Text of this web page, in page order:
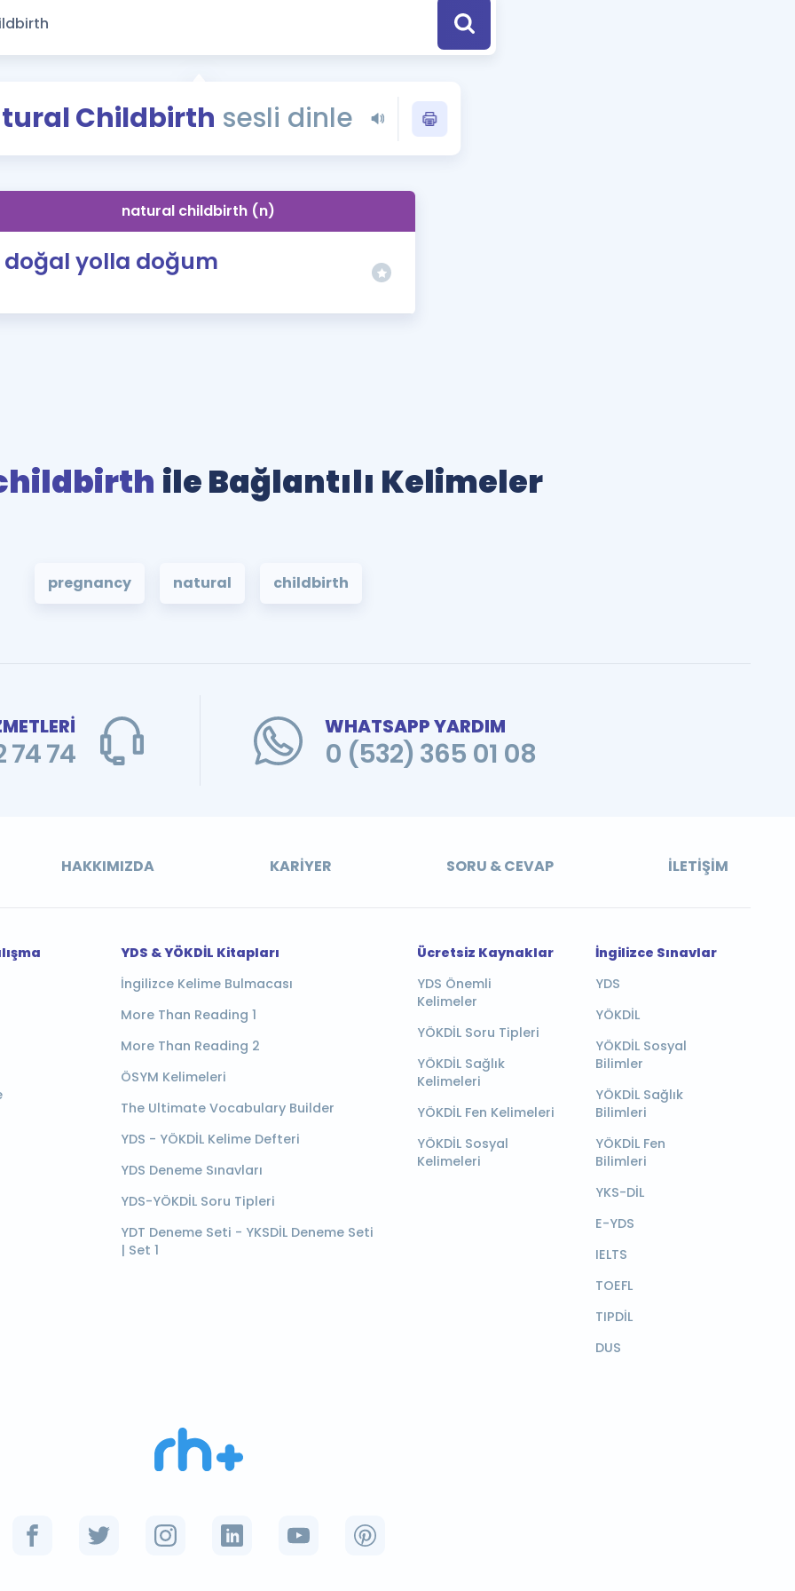
Eğitim ve Kitaplara Özel Fırsatlar
YDS - YÖKDİL Tüm Sınavlarla İlgili Haberler
İngilizce Gramer
İngilizce Gramer ve Konu Anlatımı
Childbirth sesli dinle
natural childbirth (n)
doğal yolla doğum
ile Bağlantılı Kelimeler
pregnancy natural childbirth
74
WHATSAPP YARDIM
0 (532) 365 01 08
HAKKIMIZDA KARIYER SORU & CEVAP İLETIŞIM
YDS & YÖKDİL Kitapları
İngilizce Kelime Bulmacası
More Than Reading 1
More Than Reading 2
ÖSYM Kelimeleri
The Ultimate Vocabulary Builder
YDS - YÖKDİL Kelime Defteri
YDS Deneme Sınavları
YDS-YÖKDİL Soru Tipleri
YDT Deneme Seti - YKSDİL Deneme Seti
| Set 1
Ücretsiz Kaynaklar
YDS Önemli
Kelimeler
YÖKDİL Soru Tipleri
YÖKDİL Sağlık
Kelimeleri
YÖKDİL Fen Kelimeleri
YÖKDİL Sosyal
Kelimeleri
İngilizce Sınavlar
YDS
YÖKDİL
YÖKDİL Sosyal
Bilimler
YÖKDİL Sağlık
Bilimleri
YÖKDİL Fen
Bilimleri
YKS-DİL
E-YDS
IELTS
TOEFL
TIPDİL
DUS